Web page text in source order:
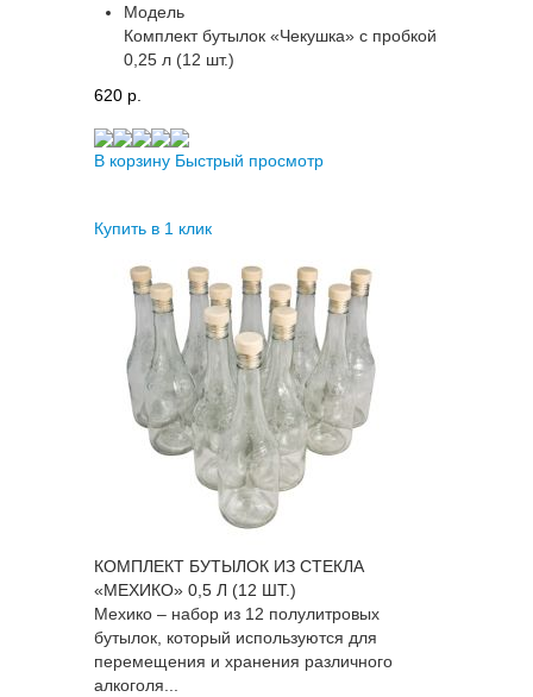
Модель
Комплект бутылок «Чекушка» с пробкой
0,25 л (12 шт.)
620 p.
В корзину Быстрый просмотр
Купить в 1 клик
КОМПЛЕКТ БУТЫЛОК ИЗ СТЕКЛА
«МЕХИКО» 0,5 Л (12 ШТ.)
Мехико – набор из 12 полулитровых
бутылок, который используются для
перемещения и хранения различного
алкоголя...